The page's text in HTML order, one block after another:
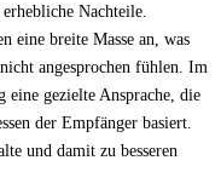
Nachteile.
eine breite Masse an, was
angesprochen fühlen. Im
eine gezielte Ansprache, die
der Empfänger basiert.
und damit zu besseren